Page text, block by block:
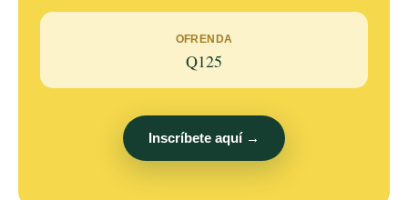
OFRENDA
Q125
Inscríbete aquí →